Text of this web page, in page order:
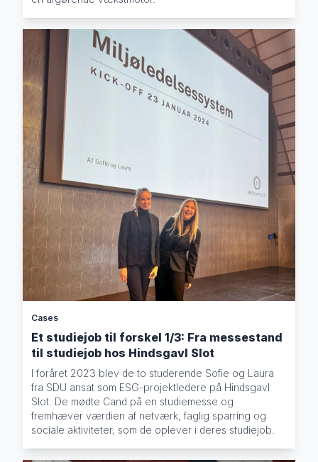
Cases
Et studiejob til forskel 1/3: Fra messestand
til studiejob hos Hindsgavl Slot
I foråret 2023 blev de to studerende Sofie og Laura
fra SDU ansat som ESG-projektledere på Hindsgavl
Slot. De mødte Cand på en studiemesse og
fremhæver værdien af netværk, faglig sparring og
sociale aktiviteter, som de oplever i deres studiejob.